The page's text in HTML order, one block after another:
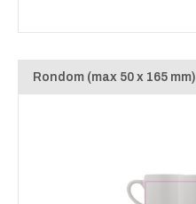
Rondom (max 50 x 165 mm)